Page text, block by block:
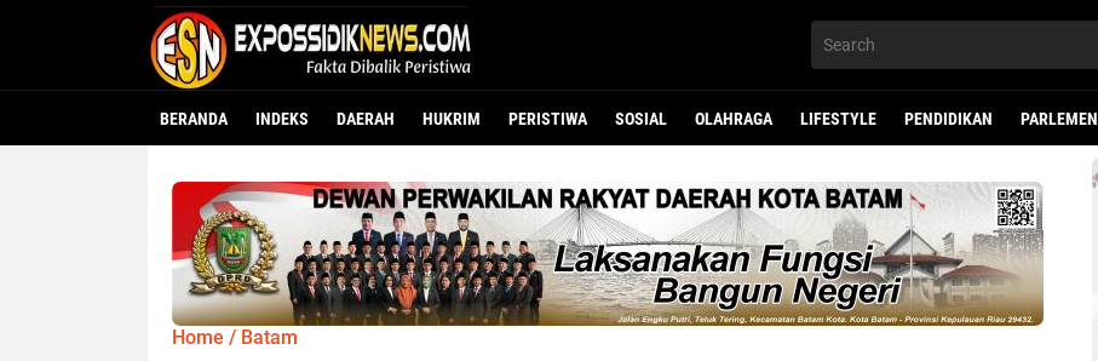
BERANDA INDEKS DAERAH HUKRIM PERISTIWA SOSIAL OLAHRAGA LIFESTYLE PENDIDIKAN PARLEMEN
Home / Batam